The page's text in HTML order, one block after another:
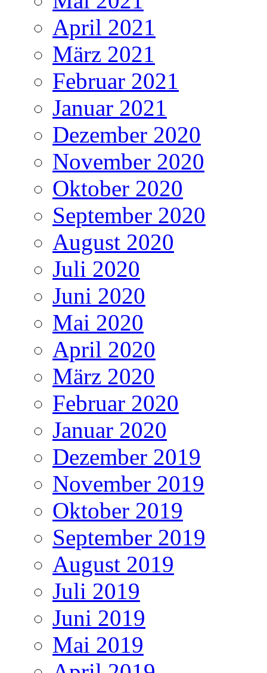
April 2021
März 2021
Februar 2021
Januar 2021
Dezember 2020
November 2020
Oktober 2020
September 2020
August 2020
Juli 2020
Juni 2020
Mai 2020
April 2020
März 2020
Februar 2020
Januar 2020
Dezember 2019
November 2019
Oktober 2019
September 2019
August 2019
Juli 2019
Juni 2019
Mai 2019